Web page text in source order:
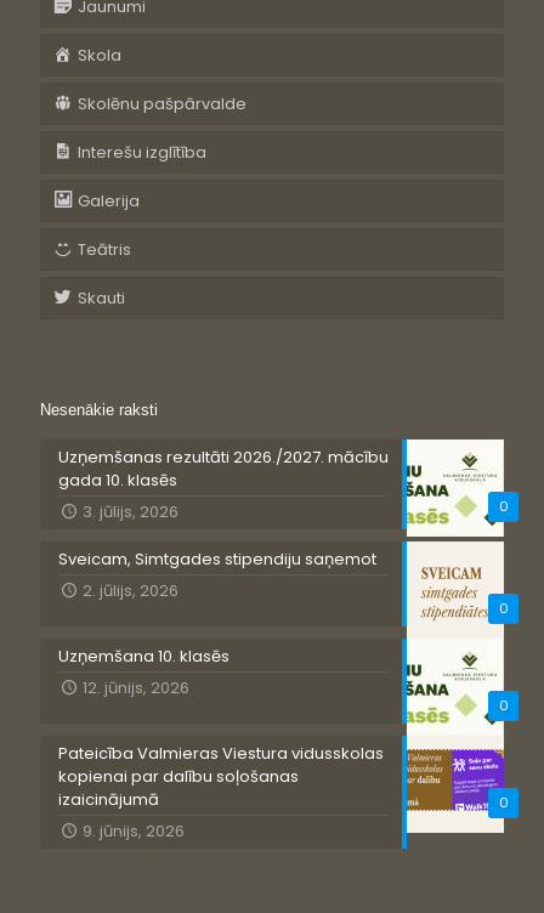
Jaunumi
Skola
Skolēnu pašpārvalde
Interešu izglītība
Galerija
Teātris
Skauti
Nesenākie raksti
0
Uzņemšanas rezultāti 2026./2027. mācību
gada 10. klasēs
3. jūlijs, 2026
0
Sveicam, Simtgades stipendiju saņemot
2. jūlijs, 2026
0
Uzņemšana 10. klasēs
12. jūnijs, 2026
0
Pateicība Valmieras Viestura vidusskolas
kopienai par dalību soļošanas
izaicinājumā
9. jūnijs, 2026